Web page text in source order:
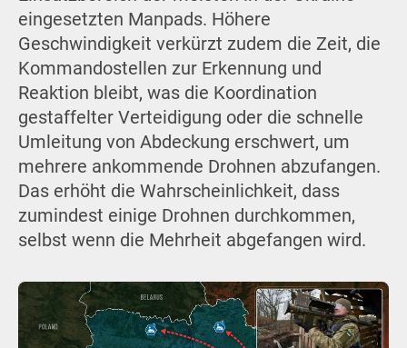
eingesetzten Manpads. Höhere
Geschwindigkeit verkürzt zudem die Zeit, die
Kommandostellen zur Erkennung und
Reaktion bleibt, was die Koordination
gestaffelter Verteidigung oder die schnelle
Umleitung von Abdeckung erschwert, um
mehrere ankommende Drohnen abzufangen.
Das erhöht die Wahrscheinlichkeit, dass
zumindest einige Drohnen durchkommen,
selbst wenn die Mehrheit abgefangen wird.